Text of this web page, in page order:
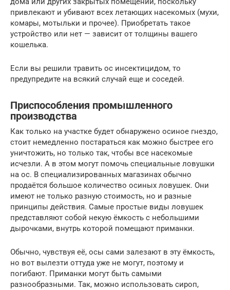
привлекают и убивают всех летающих насекомых (мухи,
комары, мотыльки и прочее). Приобретать такое
устройство или нет — зависит от толщины вашего
кошелька.
Если вы решили травить ос инсектицидом, то
предупредите на всякий случай еще и соседей.
Приспособления промышленного
производства
Как только на участке будет обнаружено осиное гнездо,
стоит немедленно постараться как можно быстрее его
уничтожить, но только так, чтобы все насекомые
исчезли. А в этом могут помочь специальные ловушки
на ос. В специализированных магазинах обычно
продаётся большое количество осиных ловушек. Они
имеют не только разную стоимость, но и разные
принципы действия. Самые простые виды ловушек
представляют собой некую ёмкость с небольшими
дырочками, внутрь которой помещают приманки.
Обычно, чувствуя её, осы сами залезают в эту ёмкость,
но вот вылезти оттуда уже не могут, поэтому и
погибают. Приманки могут быть самыми
разнообразными. Так, можно использовать сироп,